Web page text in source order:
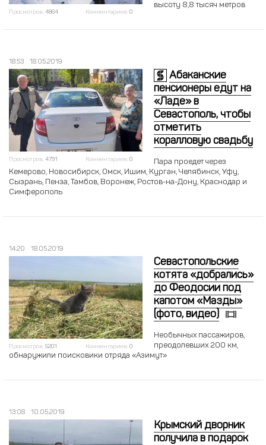
Просмотров: 4864 Комментариев: 0
высоту 8,8 тысяч метров
18:53 18.05.2019
Просмотров: 4791 Комментариев: 0
Абаканские
пенсионеры едут на
«Ладе» в
Севастополь, чтобы
отметить
коралловую свадьбу
Пара проедет через
Кемерово, Новосибирск, Омск, Ишим, Курган, Челябинск, Уфу,
Сызрань, Пенза, Тамбов, Воронеж, Ростов-на-Дону, Краснодар и
Симферополь
14:20 18.05.2019
Просмотров: 5201 Комментариев: 0
Севастопольские
котята «добрались»
до Феодосии под
капотом «Мазды»
(фото, видео)
Необычных пассажиров,
преодолевших 200 км,
обнаружили поисковики отряда «Азимут»
13:08 10.05.2019
Крымский дворник
получила в подарок